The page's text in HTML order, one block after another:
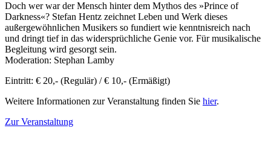
Doch wer war der Mensch hinter dem Mythos des »Prince of
Darkness«? Stefan Hentz zeichnet Leben und Werk dieses
außergewöhnlichen Musikers so fundiert wie kenntnisreich nach
und dringt tief in das widersprüchliche Genie vor. Für musikalische
Begleitung wird gesorgt sein.
Moderation: Stephan Lamby
Eintritt: € 20,- (Regulär) / € 10,- (Ermäßigt)
Weitere Informationen zur Veranstaltung finden Sie hier.
Zur Veranstaltung